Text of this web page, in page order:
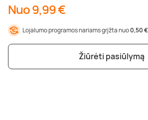
Nuo 9,99 €
Lojalumo programos nariams grįžta nuo0,50 €
Žiūrėti pasiūlymą